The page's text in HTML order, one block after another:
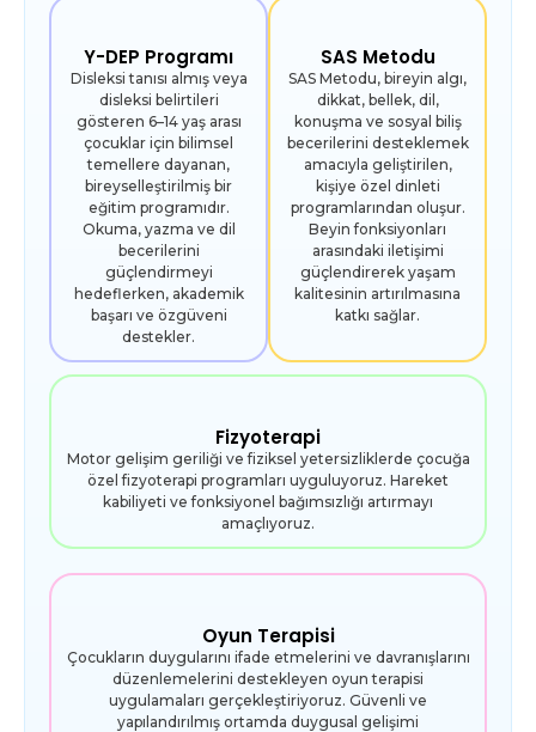
Y-DEP Programı
Disleksi tanısı almış veya
disleksi belirtileri
gösteren 6–14 yaş arası
çocuklar için bilimsel
temellere dayanan,
bireyselleştirilmiş bir
eğitim programıdır.
Okuma, yazma ve dil
becerilerini
güçlendirmeyi
hedeflerken, akademik
başarı ve özgüveni
destekler.
SAS Metodu
SAS Metodu, bireyin algı,
dikkat, bellek, dil,
konuşma ve sosyal biliş
becerilerini desteklemek
amacıyla geliştirilen,
kişiye özel dinleti
programlarından oluşur.
Beyin fonksiyonları
arasındaki iletişimi
güçlendirerek yaşam
kalitesinin artırılmasına
katkı sağlar.
Fizyoterapi
Motor gelişim geriliği ve fiziksel yetersizliklerde çocuğa
özel fizyoterapi programları uyguluyoruz. Hareket
kabiliyeti ve fonksiyonel bağımsızlığı artırmayı
amaçlıyoruz.
Oyun Terapisi
Çocukların duygularını ifade etmelerini ve davranışlarını
düzenlemelerini destekleyen oyun terapisi
uygulamaları gerçekleştiriyoruz. Güvenli ve
yapılandırılmış ortamda duygusal gelişimi